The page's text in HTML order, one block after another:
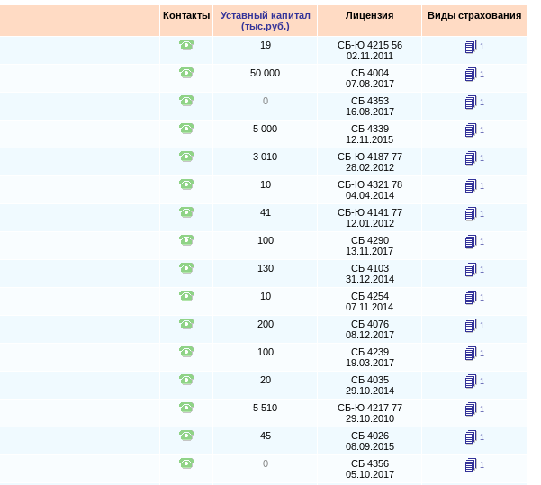
Контакты
Уставный капитал
(тыс.руб.)
Лицензия Виды страхования
19
СБ-Ю 4215 56
02.11.2011
1
50 000
СБ 4004
07.08.2017
1
0
СБ 4353
16.08.2017
1
5 000
СБ 4339
12.11.2015
1
3 010
СБ-Ю 4187 77
28.02.2012
1
10
СБ-Ю 4321 78
04.04.2014
1
41
СБ-Ю 4141 77
12.01.2012
1
100
СБ 4290
13.11.2017
1
130
СБ 4103
31.12.2014
1
10
СБ 4254
07.11.2014
1
200
СБ 4076
08.12.2017
1
100
СБ 4239
19.03.2017
1
20
СБ 4035
29.10.2014
1
5 510
СБ-Ю 4217 77
29.10.2010
1
45
СБ 4026
08.09.2015
1
0
СБ 4356
05.10.2017
1